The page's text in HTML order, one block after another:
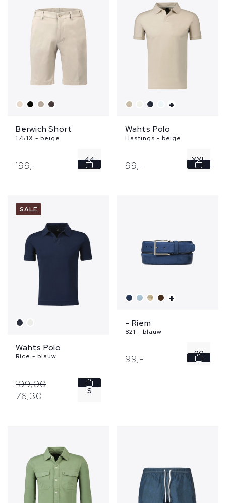
Berwich Short
1751X - beige
199,- 44
58
+
Wahts Polo
Hastings - beige
99,- XXL
SALE
Wahts Polo
Rice - blauw
109,00
76,30 S
+
- Riem
821 - blauw
99,- 90